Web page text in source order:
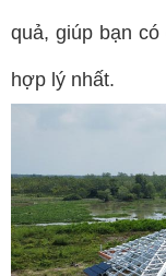
quả, giúp bạn
hợp lý nhất.